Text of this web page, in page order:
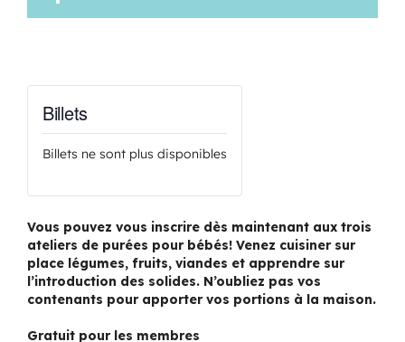
Billets
Billets ne sont plus disponibles
Vous pouvez vous inscrire dès maintenant aux trois
ateliers de purées pour bébés! Venez cuisiner sur
place légumes, fruits, viandes et apprendre sur
l’introduction des solides. N’oubliez pas vos
contenants pour apporter vos portions à la maison.
Gratuit pour les membres